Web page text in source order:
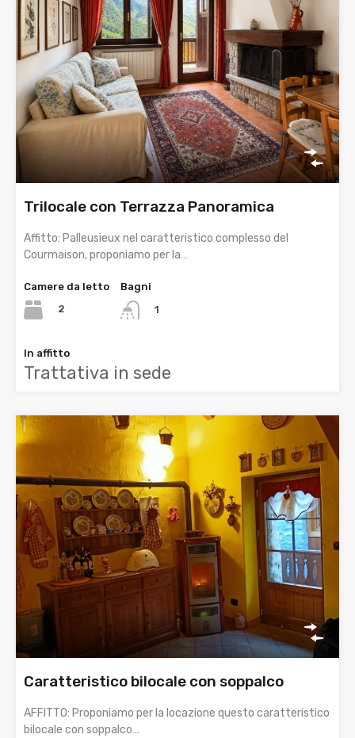
Trilocale con Terrazza Panoramica
Affitto: Palleusieux nel caratteristico complesso del
Courmaison, proponiamo per la…
Camere da letto
2
Bagni
1
In affitto
Trattativa in sede
Caratteristico bilocale con soppalco
AFFITTO: Proponiamo per la locazione questo caratteristico
bilocale con soppalco…